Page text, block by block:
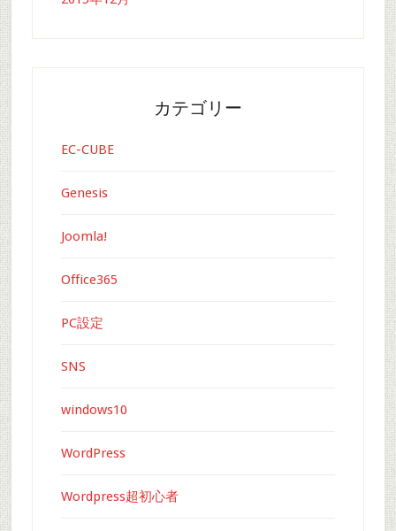
カテゴリー
EC-CUBE
Genesis
Joomla!
Office365
PC設定
SNS
windows10
WordPress
Wordpress超初心者